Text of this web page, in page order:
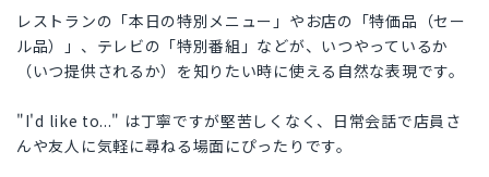
レストランの「本日の特別メニュー」やお店の「特価品（セー
ル品）」、テレビの「特別番組」などが、いつやっているか
（いつ提供されるか）を知りたい時に使える自然な表現です。
"I'd like to..." は丁寧ですが堅苦しくなく、日常会話で店員さ
んや友人に気軽に尋ねる場面にぴったりです。